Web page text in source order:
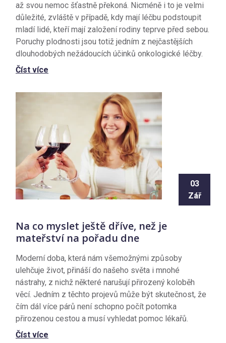
až svou nemoc šťastně překoná. Nicméně i to je velmi
důležité, zvláště v případě, kdy mají léčbu podstoupit
mladí lidé, kteří mají založení rodiny teprve před sebou.
Poruchy plodnosti jsou totiž jedním z nejčastějších
dlouhodobých nežádoucích účinků onkologické léčby.
Číst více
03
Zář
Na co myslet ještě dříve, než je
mateřství na pořadu dne
Moderní doba, která nám všemožnými způsoby
ulehčuje život, přináší do našeho světa i mnohé
nástrahy, z nichž některé narušují přirozený koloběh
věcí. Jedním z těchto projevů může být skutečnost, že
čím dál více párů není schopno počít potomka
přirozenou cestou a musí vyhledat pomoc lékařů.
Číst více